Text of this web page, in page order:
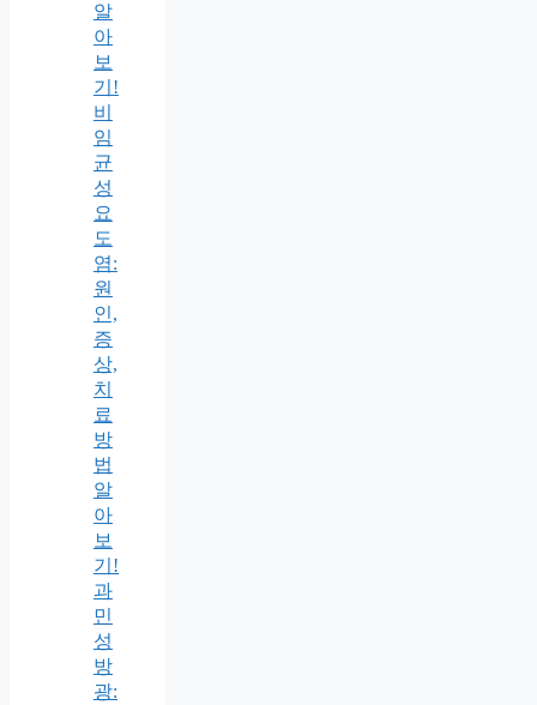
알
아
보
기!
비
임
균
성
요
도
염:
원
인,
증
상,
치
료
방
법
알
아
보
기!
과
민
성
방
광: